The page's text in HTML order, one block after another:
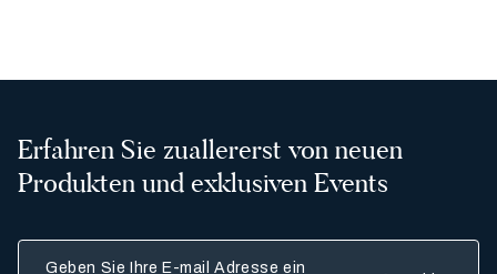
Erfahren Sie zuallererst von neuen
Produkten und exklusiven Events